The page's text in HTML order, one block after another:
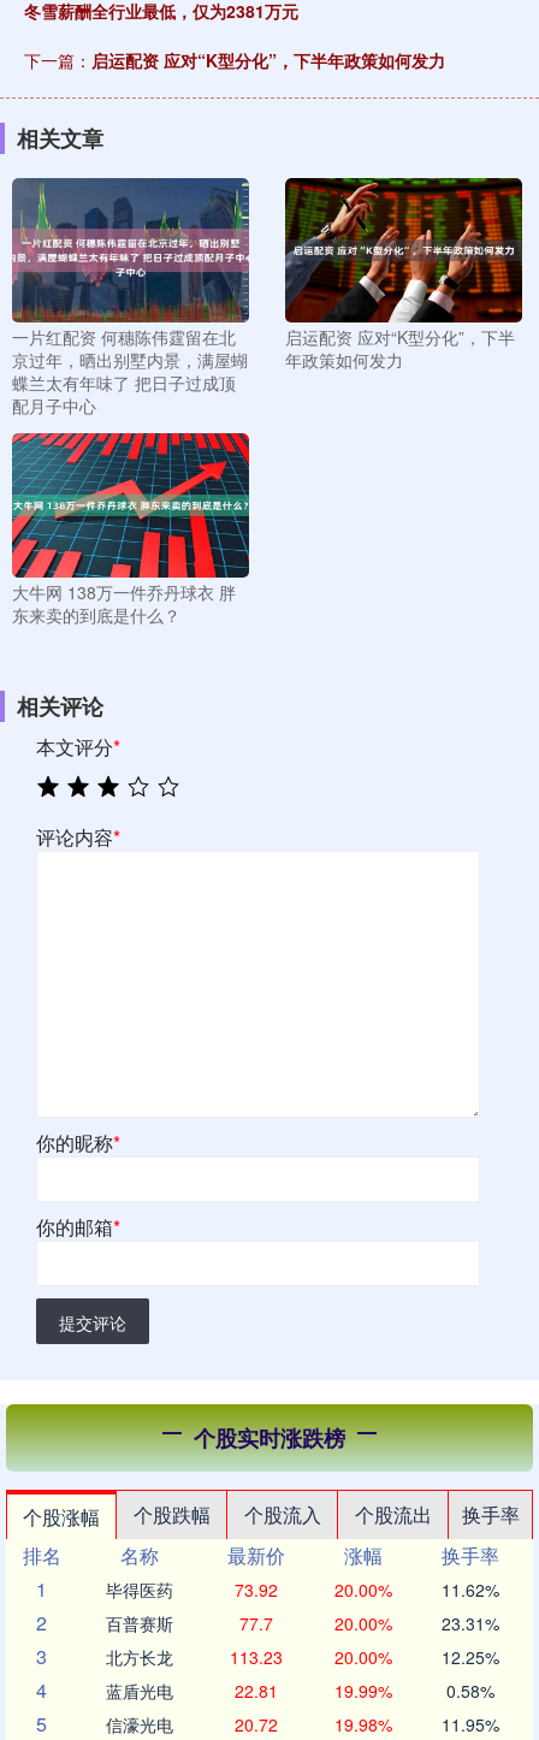
冬雪薪酬全行业最低，仅为2381万元
下一篇： 启运配资 应对“K型分化”，下半年政策如何发力
相关文章
一片红配资 何穗陈伟霆留在北
京过年，晒出别墅内景，满屋蝴
蝶兰太有年味了 把日子过成顶
配月子中心
启运配资 应对“K型分化”，下半
年政策如何发力
大牛网 138万一件乔丹球衣 胖
东来卖的到底是什么？
相关评论
本文评分*
评论内容*
你的昵称*
你的邮箱*
提交评论
个股实时涨跌榜
个股涨幅 个股跌幅 个股流入 个股流出
换手率
排名
名称 最新价 涨幅
换手率
1
毕得医药 73.92 20.00% 11.62%
2 百普赛斯 77.7 20.00% 23.31%
3 北方长龙 113.23 20.00% 12.25%
4 蓝盾光电 22.81 19.99% 0.58%
5 信濠光电 20.72 19.98% 11.95%